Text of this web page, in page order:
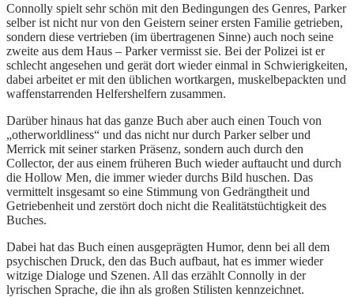
Connolly spielt sehr schön mit den Bedingungen des Genres, Parker
selber ist nicht nur von den Geistern seiner ersten Familie getrieben,
sondern diese vertrieben (im übertragenen Sinne) auch noch seine
zweite aus dem Haus – Parker vermisst sie. Bei der Polizei ist er
schlecht angesehen und gerät dort wieder einmal in Schwierigkeiten,
dabei arbeitet er mit den üblichen wortkargen, muskelbepackten und
waffenstarrenden Helfershelfern zusammen.
Darüber hinaus hat das ganze Buch aber auch einen Touch von
„otherworldliness“ und das nicht nur durch Parker selber und
Merrick mit seiner starken Präsenz, sondern auch durch den
Collector, der aus einem früheren Buch wieder auftaucht und durch
die Hollow Men, die immer wieder durchs Bild huschen. Das
vermittelt insgesamt so eine Stimmung von Gedrängtheit und
Getriebenheit und zerstört doch nicht die Realitätstüchtigkeit des
Buches.
Dabei hat das Buch einen ausgeprägten Humor, denn bei all dem
psychischen Druck, den das Buch aufbaut, hat es immer wieder
witzige Dialoge und Szenen. All das erzählt Connolly in der
lyrischen Sprache, die ihn als großen Stilisten kennzeichnet.